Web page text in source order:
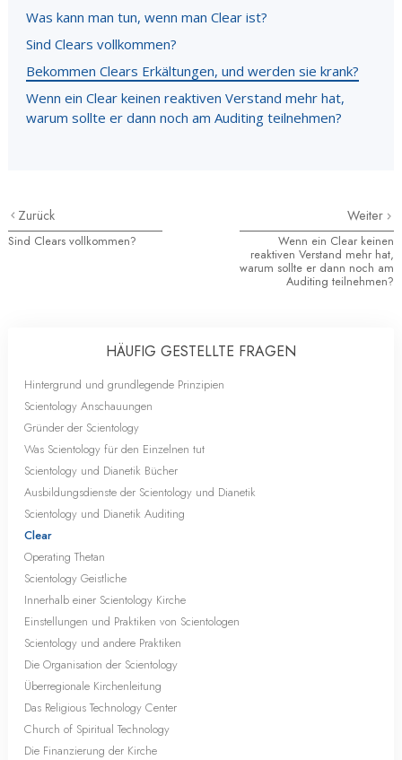
Was kann man tun, wenn man Clear ist?
Sind Clears vollkommen?
Bekommen Clears Erkältungen, und werden sie krank?
Wenn ein Clear keinen reaktiven Verstand mehr hat,
warum sollte er dann noch am Auditing teilnehmen?
Zurück
Sind Clears vollkommen?
Weiter
Wenn ein Clear keinen
reaktiven Verstand mehr hat,
warum sollte er dann noch am
Auditing teilnehmen?
HÄUFIG GESTELLTE FRAGEN
Hintergrund und grundlegende Prinzipien
Scientology Anschauungen
Gründer der Scientology
Was Scientology für den Einzelnen tut
Scientology und Dianetik Bücher
Ausbildungsdienste der Scientology und Dianetik
Scientology und Dianetik Auditing
Clear
Operating Thetan
Scientology Geistliche
Innerhalb einer Scientology Kirche
Einstellungen und Praktiken von Scientologen
Scientology und andere Praktiken
Die Organisation der Scientology
Überregionale Kirchenleitung
Das Religious Technology Center
Church of Spiritual Technology
Die Finanzierung der Kirche